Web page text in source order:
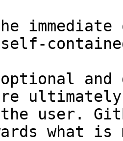
and
user.
what